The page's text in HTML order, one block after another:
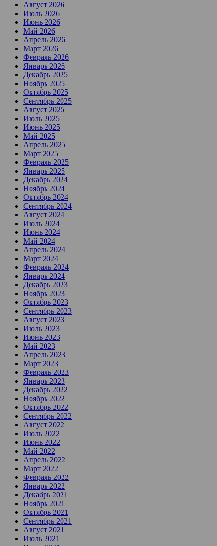
Август 2026
Июль 2026
Июнь 2026
Май 2026
Апрель 2026
Март 2026
Февраль 2026
Январь 2026
Декабрь 2025
Ноябрь 2025
Октябрь 2025
Сентябрь 2025
Август 2025
Июль 2025
Июнь 2025
Май 2025
Апрель 2025
Март 2025
Февраль 2025
Январь 2025
Декабрь 2024
Ноябрь 2024
Октябрь 2024
Сентябрь 2024
Август 2024
Июль 2024
Июнь 2024
Май 2024
Апрель 2024
Март 2024
Февраль 2024
Январь 2024
Декабрь 2023
Ноябрь 2023
Октябрь 2023
Сентябрь 2023
Август 2023
Июль 2023
Июнь 2023
Май 2023
Апрель 2023
Март 2023
Февраль 2023
Январь 2023
Декабрь 2022
Ноябрь 2022
Октябрь 2022
Сентябрь 2022
Август 2022
Июль 2022
Июнь 2022
Май 2022
Апрель 2022
Март 2022
Февраль 2022
Январь 2022
Декабрь 2021
Ноябрь 2021
Октябрь 2021
Сентябрь 2021
Август 2021
Июль 2021